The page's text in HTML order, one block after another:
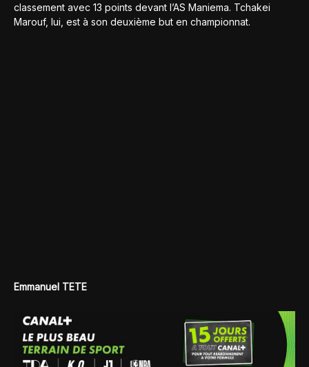
classement avec 13 points devant l’AS Maniema. Tchakei
Marouf, lui, est à son deuxième but en championnat.
Emmanuel TETE